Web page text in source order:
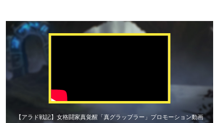
【アラド戦記】女格闘家真覚醒「真グラップラー」プロモーション動画